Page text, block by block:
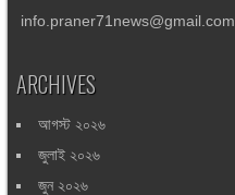
info.praner71news@gmail.com
ARCHIVES
আগস্ট ২০২৬
জুলাই ২০২৬
জুন ২০২৬